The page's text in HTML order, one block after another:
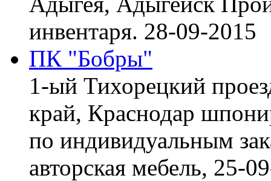
инвентаря. 28-09-2015
ПК "Бобры"
1-ый Тихорецкий
край, Краснодар
по индивидуальным
авторская мебель, 25-